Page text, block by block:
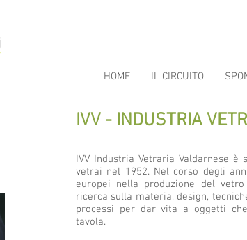
HOME IL CIRCUITO
IVV - INDUSTRIA
IVV Industria Vetraria Valdarnese
vetrai nel 1952. Nel corso degli
europei nella produzione del
ricerca sulla materia, design,
processi per dar vita a oggetti
tavola.